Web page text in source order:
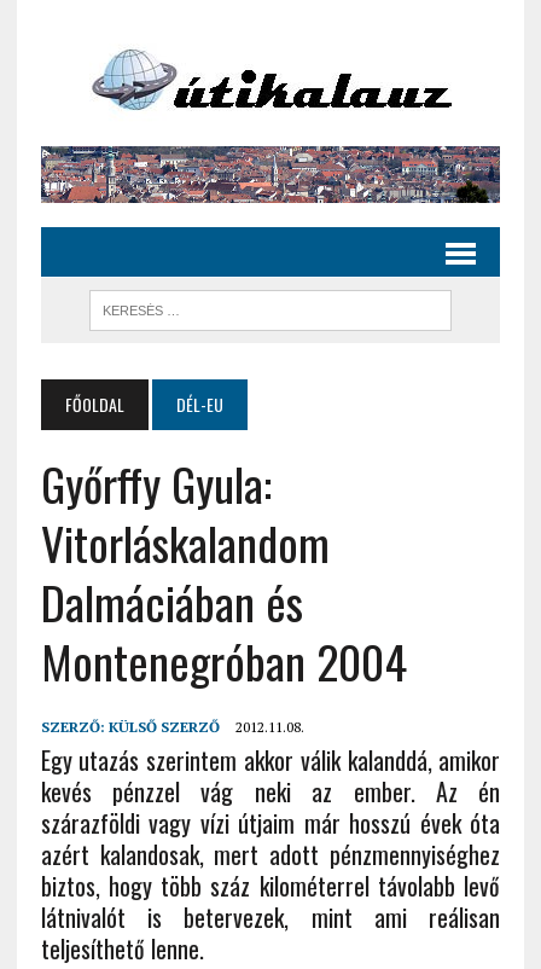
FŐOLDAL DÉL-EU
Győrffy Gyula:
Vitorláskalandom
Dalmáciában és
Montenegróban 2004
SZERZŐ: KÜLSŐ SZERZŐ 2012.11.08.
Egy utazás szerintem akkor válik kalanddá, amikor
kevés pénzzel vág neki az ember. Az én
szárazföldi vagy vízi útjaim már hosszú évek óta
azért kalandosak, mert adott pénzmennyiséghez
biztos, hogy több száz kilométerrel távolabb levő
látnivalót is betervezek, mint ami reálisan
teljesíthető lenne.